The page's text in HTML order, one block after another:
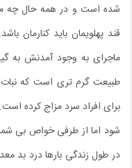
شده است و در همه حال چه
قند پهلویمان باید کنارمان
ماجرای به وجود آمدنش به
طبیعت گرم تری است که نبات
برای افراد سرد مزاج کرده
شود اما از طرفی خواص بی
در طول زندگی بارها درد بد